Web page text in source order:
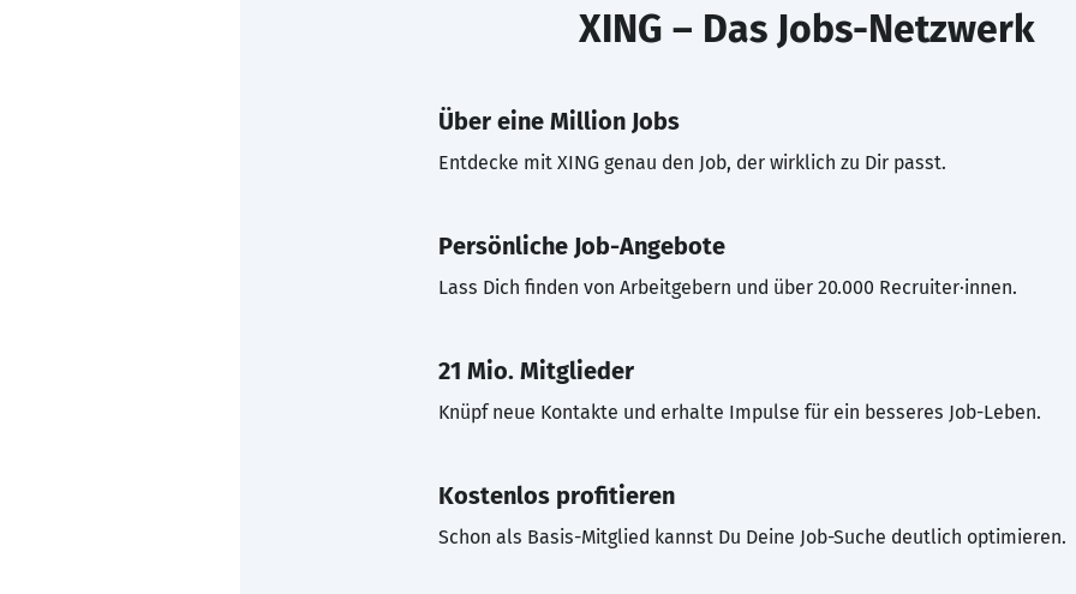
XING – Das Jobs-Netzwerk
Über eine Million Jobs
Entdecke mit XING genau den Job, der wirklich zu Dir passt.
Persönliche Job-Angebote
Lass Dich finden von Arbeitgebern und über 20.000 Recruiter·innen.
21 Mio. Mitglieder
Knüpf neue Kontakte und erhalte Impulse für ein besseres Job-Leben.
Kostenlos profitieren
Schon als Basis-Mitglied kannst Du Deine Job-Suche deutlich optimieren.